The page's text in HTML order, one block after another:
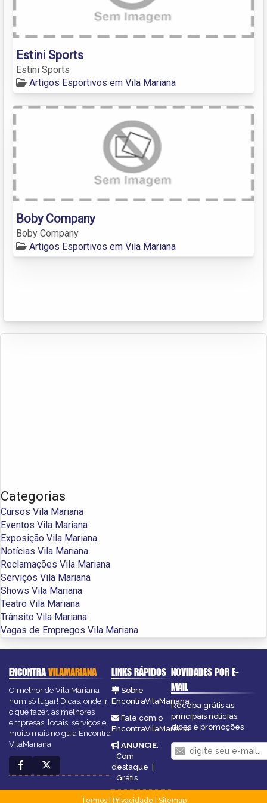
Estini Sports
Estini Sports
Artigos Esportivos em Vila Mariana
Boby Company
Boby Company
Artigos Esportivos em Vila Mariana
Categorias
Cursos Vila Mariana
Eventos Vila Mariana
Exposição Vila Mariana
Notícias Vila Mariana
Reclamações Vila Mariana
Serviços Vila Mariana
Shows Vila Mariana
Teatro Vila Mariana
Trânsito Vila Mariana
Vagas de Empregos Vila Mariana
ENCONTRAVILAMARIANA
O melhor de Vila Mariana
num só lugar! Dicas, onde ir,
o que fazer, as melhores
empresas, locais, serviços e
muito mais no guia Encontra
VilaMariana.
LINKS RÁPIDOS
Sobre
EncontraVilaMariana
Fale com o
EncontraVilaMariana
ANUNCIE:
Com
destaque |
Grátis
NOVIDADES POR E-
MAIL
Receba grátis as
principais notícias,
dicas e promoções
Termos| Privacidade
Sitemap